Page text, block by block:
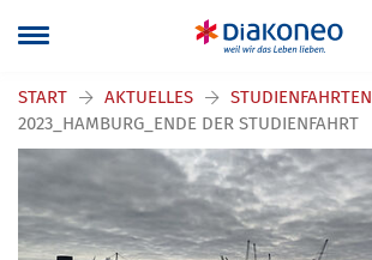
START AKTUELLES
STUDIENFAHRTEN
2023_HAMBURG_ENDE DER STUDIENFAHRT